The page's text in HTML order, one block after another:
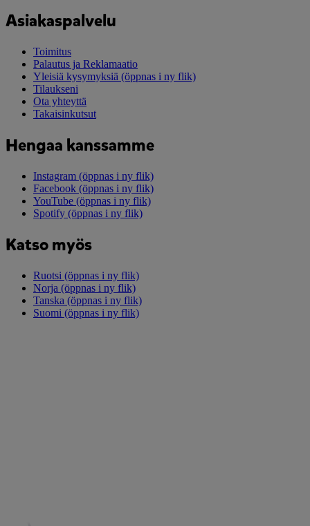
Asiakaspalvelu
Toimitus
Palautus ja Reklamaatio
Yleisiä kysymyksiä (öppnas i ny flik)
Tilaukseni
Ota yhteyttä
Takaisinkutsut
Hengaa kanssamme
Instagram (öppnas i ny flik)
Facebook (öppnas i ny flik)
YouTube (öppnas i ny flik)
Spotify (öppnas i ny flik)
Katso myös
Ruotsi (öppnas i ny flik)
Norja (öppnas i ny flik)
Tanska (öppnas i ny flik)
Suomi (öppnas i ny flik)